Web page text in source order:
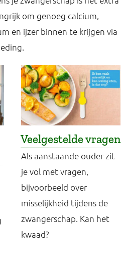
om genoeg calcium,
en ijzer binnen te krijgen via
Veelgestelde vragen
Als aanstaande ouder zit
je vol met vragen,
bijvoorbeeld over
misselijkheid tijdens de
zwangerschap. Kan het
kwaad?